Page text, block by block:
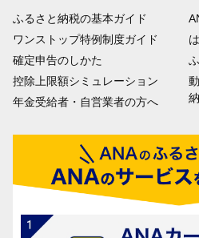
ふるさと納税の基本ガイド
ワンストップ特例制度ガイド
確定申告のしかた
控除上限額シミュレーション
年金受給者・自営業者の方へ